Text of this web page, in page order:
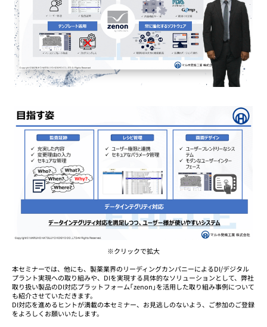
※クリックで拡大
本セミナーでは、他にも、製薬業界のリーディングカンパニーによるDI/デジタル
プラント実現への取り組みや、DIを実現する具体的なソリューションとして、弊社
取り扱い製品のDI対応プラットフォーム｢zenon｣を活用した取り組み事例について
も紹介させていただきます。
DI対応を進めるヒントが満載の本セミナー、お見逃しのないよう、ご参加のご登録
をよろしくお願いいたします。